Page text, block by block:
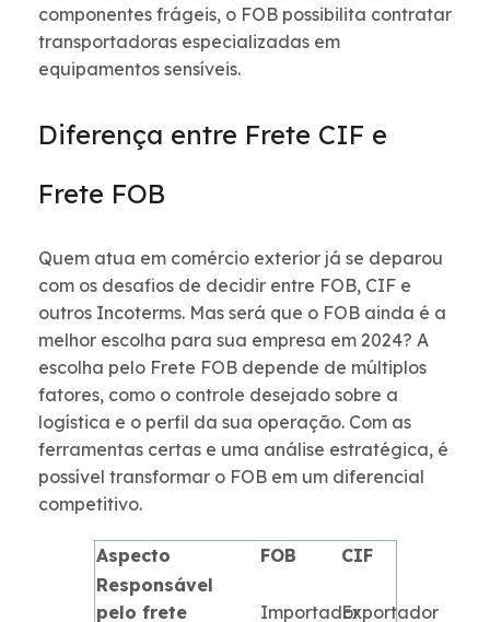
componentes frágeis, o FOB possibilita contratar
transportadoras especializadas em
equipamentos sensíveis.
Diferença entre Frete CIF e
Frete FOB
Quem atua em comércio exterior já se deparou
com os desafios de decidir entre FOB, CIF e
outros Incoterms. Mas será que o FOB ainda é a
melhor escolha para sua empresa em 2024? A
escolha pelo Frete FOB depende de múltiplos
fatores, como o controle desejado sobre a
logística e o perfil da sua operação. Com as
ferramentas certas e uma análise estratégica, é
possível transformar o FOB em um diferencial
competitivo.
Aspecto FOB
CIF
Responsável
pelo frete
ImportadorExportador